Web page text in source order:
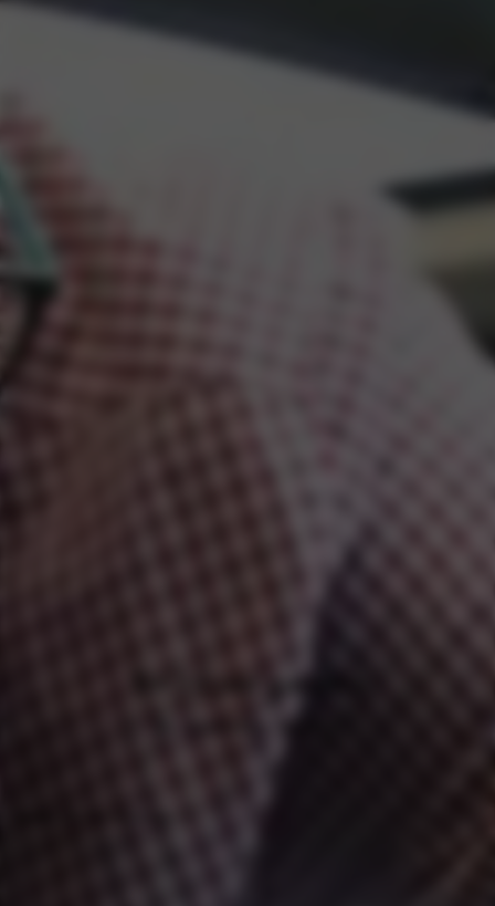
Tot 10 jaar garantie